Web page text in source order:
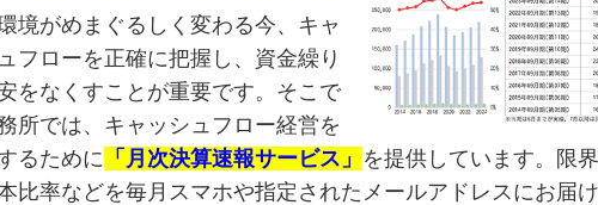
境がめまぐるしく変わる今、キャ
フローを正確に把握し、資金繰り
をなくすことが重要です。そこで
所では、キャッシュフロー経営を
るために
「月次決算速報サービス」 を提供しています。限
比率などを毎月スマホや指定されたメールアドレスにお届